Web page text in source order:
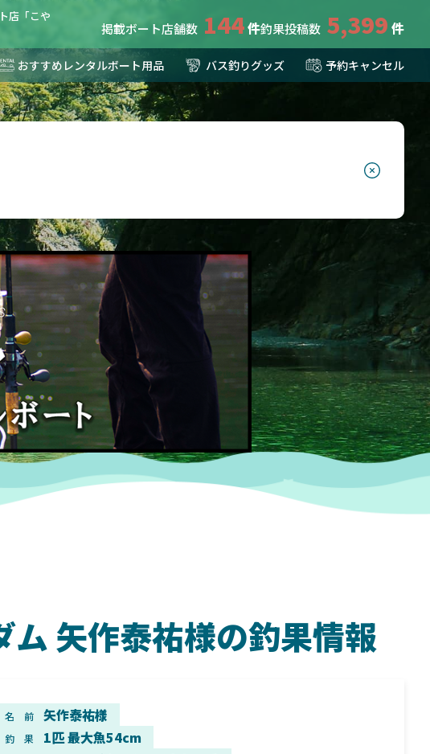
店「こや
掲載ボート店舗数 144 釣果投稿数 5,399
おすすめレンタルボート用品 バス釣りグッズ 予約キャンセル
矢作泰祐様の釣果情報
名 前 矢作泰祐様
釣 果 1匹 最大魚54cm